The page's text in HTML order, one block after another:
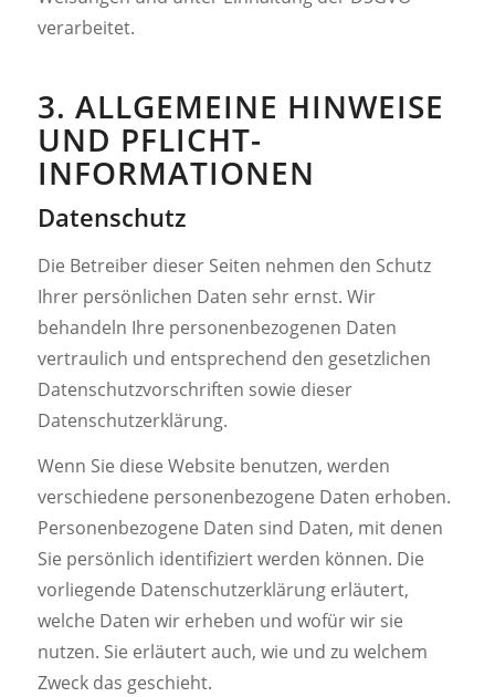
verarbeitet.
3. ALLGEMEINE HINWEISE
UND PFLICHT­
INFORMATIONEN
Datenschutz
Die Betreiber dieser Seiten nehmen den Schutz
Ihrer persönlichen Daten sehr ernst. Wir
behandeln Ihre personenbezogenen Daten
vertraulich und entsprechend den gesetzlichen
Datenschutzvorschriften sowie dieser
Datenschutzerklärung.
Wenn Sie diese Website benutzen, werden
verschiedene personenbezogene Daten erhoben.
Personenbezogene Daten sind Daten, mit denen
Sie persönlich identifiziert werden können. Die
vorliegende Datenschutzerklärung erläutert,
welche Daten wir erheben und wofür wir sie
nutzen. Sie erläutert auch, wie und zu welchem
Zweck das geschieht.